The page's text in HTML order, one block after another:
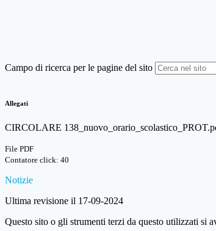
Campo di ricerca per le pagine del sito
Allegati
CIRCOLARE
File PDF
Contatore click: 40
Notizie
Ultima revisione il 17-09-2024
Questo sito o gli strumenti terzi da questo utilizzati si